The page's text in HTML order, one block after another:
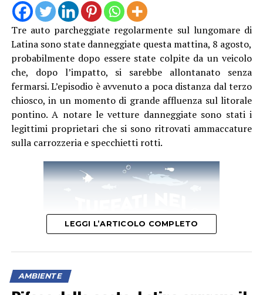
Tre auto parcheggiate regolarmente sul lungomare di
Latina sono state danneggiate questa mattina, 8 agosto,
probabilmente dopo essere state colpite da un veicolo
che, dopo l’impatto, si sarebbe allontanato senza
fermarsi. L’episodio è avvenuto a poca distanza dal terzo
chiosco, in un momento di grande affluenza sul litorale
pontino. A notare le vetture danneggiate sono stati i
legittimi proprietari che si sono ritrovati ammaccature
sulla carrozzeria e specchietti rotti.
LEGGI L’ARTICOLO COMPLETO
AMBIENTE